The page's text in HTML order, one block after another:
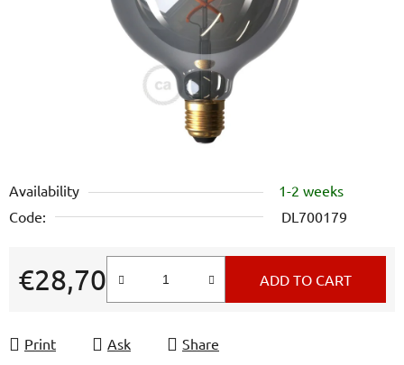
Availability
1-2 weeks
Code:
DL700179
€28,70
Measure price:
ADD TO CART
Print Ask Share